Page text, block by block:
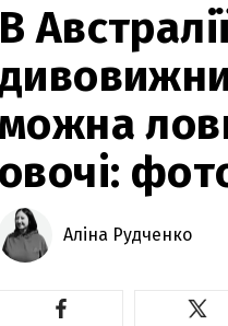
В
овочі:
Аліна Рудченко